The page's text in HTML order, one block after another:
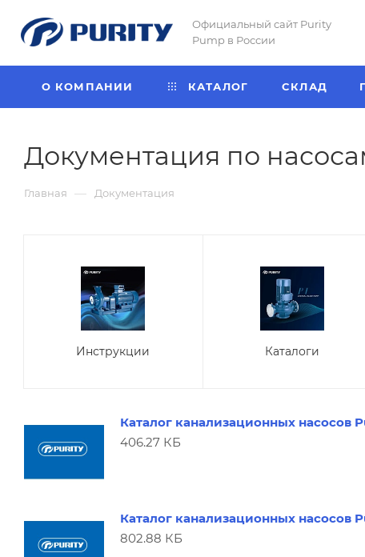
Официальный сайт Purity
Pump в России
О КОМПАНИИ КАТАЛОГ CКЛАД
Документация по
Главная — Документация
Инструкции Каталоги
Каталог канализационных
406.27 КБ
Каталог канализационных насосов
802.88 КБ